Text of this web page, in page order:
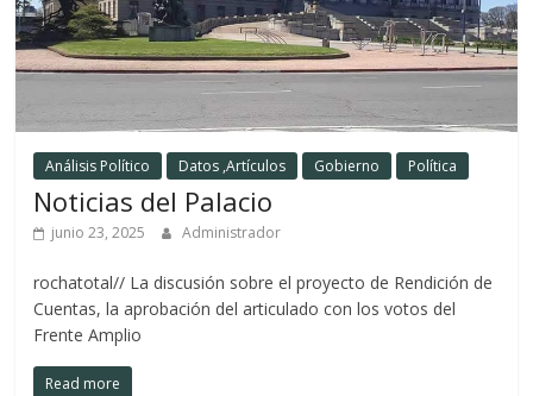
Análisis Político Datos ,Artículos Gobierno Política
Noticias del Palacio
junio 23, 2025 Administrador
rochatotal// La discusión sobre el proyecto de Rendición de
Cuentas, la aprobación del articulado con los votos del
Frente Amplio
Read more